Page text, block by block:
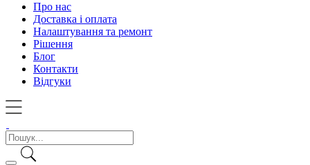
Про нас
Доставка і оплата
Налаштування та ремонт
Рішення
Блог
Контакти
Відгуки